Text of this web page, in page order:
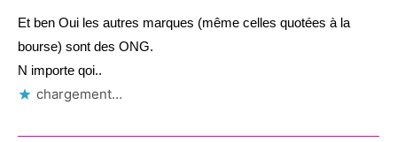
Et ben Oui les autres marques (même celles quotées à la
bourse) sont des ONG.
N importe qoi..
chargement…